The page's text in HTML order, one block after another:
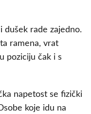
dušek rade zajedno.
ramena, vrat
poziciju čak i s
napetost se fizički
koje idu na